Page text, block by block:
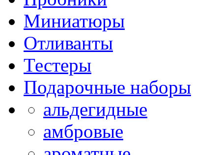
Миниатюры
Отливанты
Тестеры
Подарочные наборы
альдегидные
амбровые